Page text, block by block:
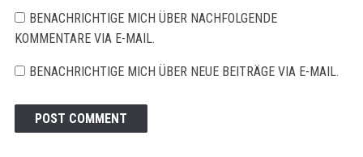
BENACHRICHTIGE MICH ÜBER NACHFOLGENDE
KOMMENTARE VIA E-MAIL.
BENACHRICHTIGE MICH ÜBER NEUE BEITRÄGE VIA E-MAIL.